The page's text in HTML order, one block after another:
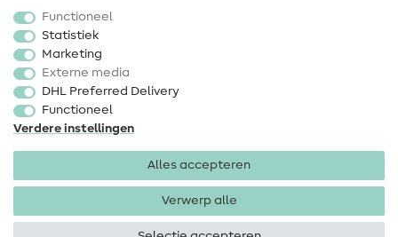
Fournituren
Sale
Functioneel
Statistiek
Marketing
Externe media
DHL Preferred Delivery
Functioneel
Verdere instellingen
Alles accepteren
Verwerp alle
Colofon Privacy
Algemene voorwaarden